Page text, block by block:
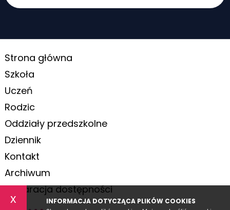
x INFORMACJA DOTYCZĄCA PLIKÓW COOKIES
Strona główna
Szkoła
Uczeń
Rodzic
Oddziały przedszkolne
Dziennik
Kontakt
Archiwum
Deklaracja dostępności